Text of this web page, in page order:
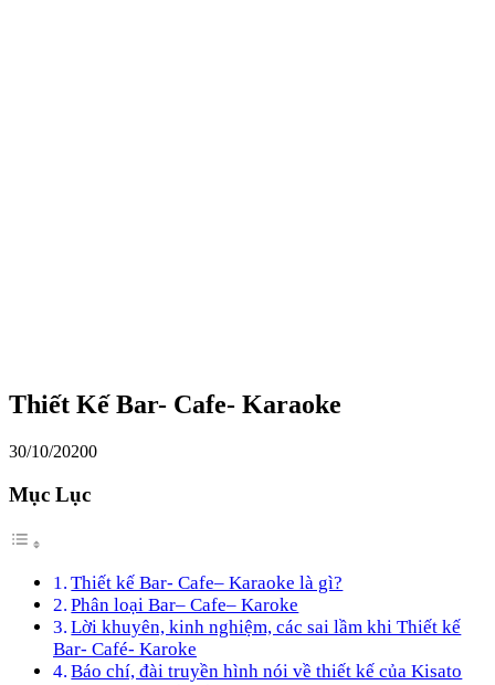
Thiết Kế Bar- Cafe- Karaoke
30/10/20200
Mục Lục
Thiết kế Bar- Cafe– Karaoke là gì?
Phân loại Bar– Cafe– Karoke
Lời khuyên, kinh nghiệm, các sai lầm khi Thiết kế
Bar- Café- Karoke
Báo chí, đài truyền hình nói về thiết kế của Kisato